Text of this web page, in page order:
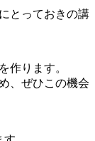
とっておきの講
作ります。
、ぜひこの機会